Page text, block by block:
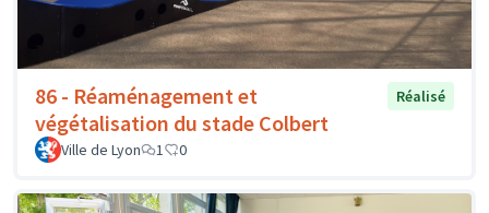
86 - Réaménagement et
végétalisation du stade Colbert
Réalisé
Ville de Lyon 1 0